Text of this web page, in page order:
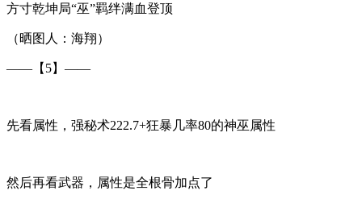
方寸乾坤局“巫”羁绊满血登顶
（晒图人：海翔）
——【5】——
先看属性，强秘术222.7+狂暴几率80的神巫属性
然后再看武器，属性是全根骨加点了